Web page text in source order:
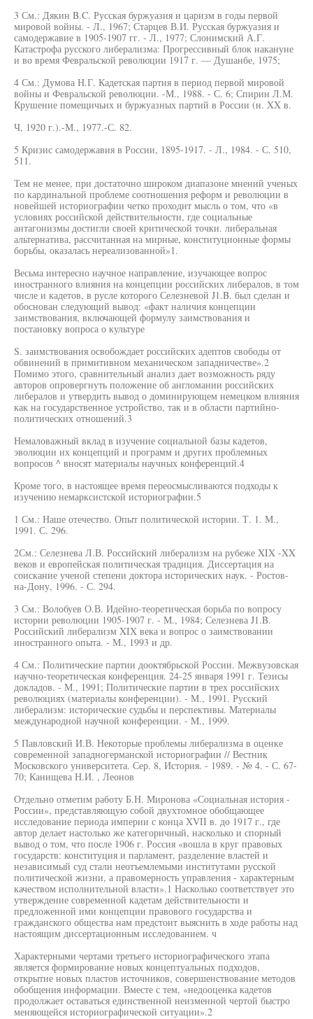
3 См.: Дякин B.C. Русская буржуазия и царизм в годы первой
мировой войны. - Л., 1967; Старцев В.И. Русская буржуазия и
самодержавие в 1905-1907 гг. - Л., 1977; Слонимский А.Г.
Катастрофа русского либерализма: Прогрессивный блок накануне
и во время Февральской революции 1917 г. — Душанбе, 1975;
4 См.: Думова Н.Г. Кадетская партия в период первой мировой
войны и Февральской революции. -М., 1988. - С. 6; Спирин Л.М.
Крушение помещичьих и буржуазных партий в России (н. XX в.
Ч, 1920 г.).-М., 1977.-С. 82.
5 Кризис самодержавия в России, 1895-1917. - Л., 1984. - С. 510,
511.
Тем не менее, при достаточно широком диапазоне мнений ученых
по кардинальной проблеме соотношения реформ и революции в
новейшей историографии четко проходит мысль о том, что «в
условиях российской действительности, где социальные
антагонизмы достигли своей критической точки. либеральная
альтернатива, рассчитанная на мирные, конституционные формы
борьбы, оказалась нереализованной»1.
Весьма интересно научное направление, изучающее вопрос
иностранного влияния на концепции российских либералов, в том
числе и кадетов, в русле которого Селезневой J1.B. был сделан и
обоснован следующий вывод: «факт наличия концепции
заимствования, включающей формулу заимствования и
постановку вопроса о культуре
S. заимствования освобождает российских адептов свободы от
обвинений в примитивном механическом западничестве».2
Помимо этого, сравнительный анализ дает возможность ряду
авторов опровергнуть положение об англомании российских
либералов и утвердить вывод о доминирующем немецком влияния
как на государственное устройство, так и в области партийно-
политических отношений.3
Немаловажный вклад в изучение социальной базы кадетов,
эволюции их концепций и программ и других проблемных
вопросов ^ вносят материалы научных конференций.4
Кроме того, в настоящее время переосмысливаются подходы к
изучению немарксистской историографии.5
1 См.: Наше отечество. Опыт политической истории. Т. 1. М.,
1991. С. 296.
2См.: Селезнева Л.В. Российский либерализм на рубеже XIX -XX
веков и европейская политическая традиция. Диссертация на
соискание ученой степени доктора исторических наук. - Ростов-
на-Дону, 1996. - С. 294.
3 См.: Волобуев О.В. Идейно-теоретическая борьба по вопросу
истории революции 1905-1907 г. - М., 1984; Селезнева J1.B.
Российский либерализм XIX века и вопрос о заимствовании
иностранного опыта. - М., 1993 и др.
4 См.: Политические партии дооктябрьской России. Межвузовская
научно-теоретическая конференция. 24-25 января 1991 г. Тезисы
докладов. - М., 1991; Политические партии в трех российских
революциях (материалы конференции). - М., 1991. Русский
либерализм: исторические судьбы и перспективы. Материалы
международной научной конференции. - M., 1999.
5 Павловский И.В. Некоторые проблемы либерализма в оценке
современной западногерманской историографии // Вестник
Московского университета. Сер. 8, История. - 1989. - № 4. - С. 67-
70; Канищева Н.И. , Леонов
Отдельно отметим работу Б.Н. Миронова «Социальная история -
России», представляющую собой двухтомное обобщающее
исследование периода империи с конца XVII в. до 1917 г., где
автор делает настолько же категоричный, насколько и спорный
вывод о том, что после 1906 г. Россия «вошла в круг правовых
государств: конституция и парламент, разделение властей и
независимый суд стали неотъемлемыми институтами русской
политической жизни, а правомерность управления - характерным
качеством исполнительной власти».1 Насколько соответствует это
утверждение современной кадетам действительности и
предложенной ими концепции правового государства и
гражданского общества нам предстоит выяснить в ходе работы над
настоящим диссертационным исследованием. ч
Характерными чертами третьего историографического этапа
является формирование новых концептуальных подходов,
открытие новых пластов источников, совершенствование методов
обобщения информации. Вместе с тем, «недооценка кадетов
продолжает оставаться единственной неизменной чертой быстро
меняющейся историографической ситуации».2